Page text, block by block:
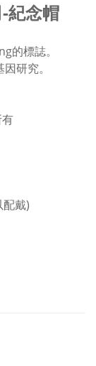
紀念帽
的標誌。
研究。
戴)